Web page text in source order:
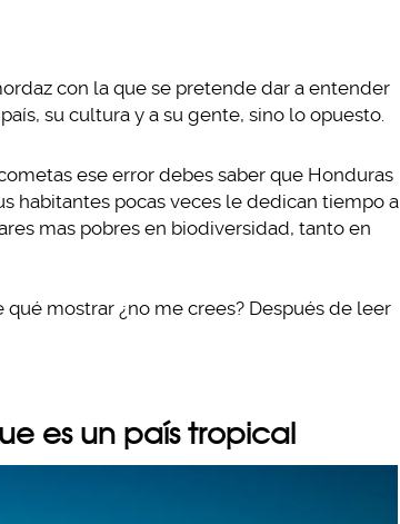
con la que se pretende dar a entender
su cultura y a su gente, sino lo opuesto.
ese error debes saber que Honduras
habitantes pocas veces le dedican tiempo a
mas pobres en biodiversidad, tanto en
mostrar ¿no me crees? Después de leer
es un país tropical